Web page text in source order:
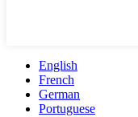
English
French
German
Portuguese